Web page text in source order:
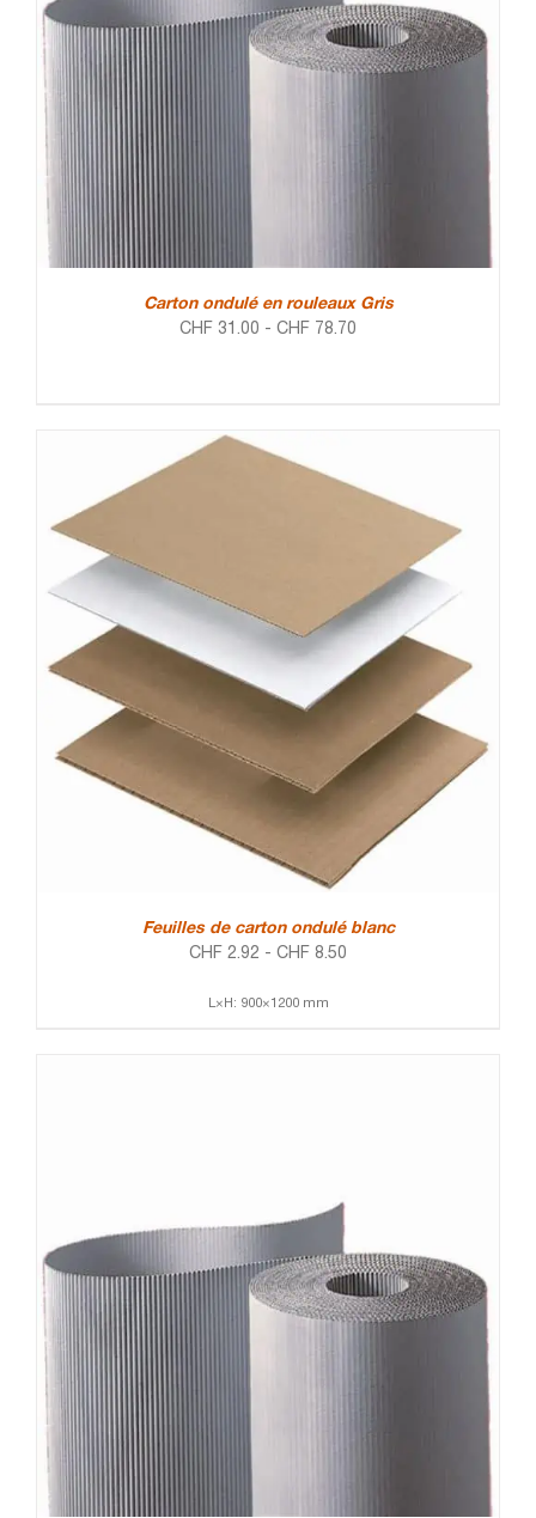
Carton ondulé en rouleaux Gris
CHF 31.00 - CHF 78.70
Feuilles de carton ondulé blanc
CHF 2.92 - CHF 8.50
L×H: 900×1200 mm